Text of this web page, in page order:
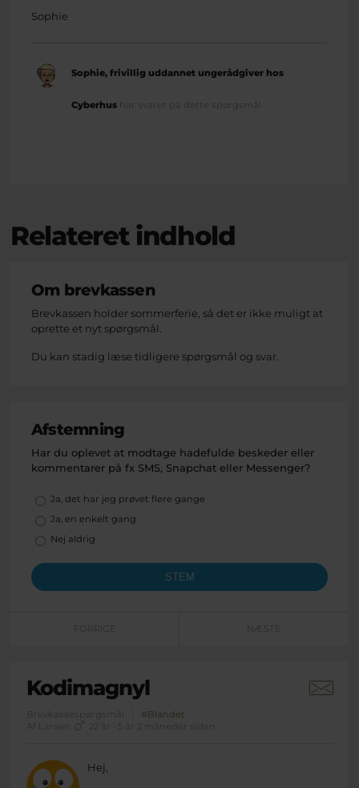
Sophie
Sophie, frivillig uddannet ungerådgiver hos
Cyberhus har svaret på dette spørgsmål
Relateret indhold
Om brevkassen
Brevkassen holder sommerferie, så det er ikke muligt at
oprette et nyt spørgsmål.
Du kan stadig læse tidligere spørgsmål og svar.
Afstemning
Har du oplevet at modtage hadefulde beskeder eller
kommentarer på fx SMS, Snapchat eller Messenger?
Valgmuligheder
Ja, det har jeg prøvet flere gange
Ja, en enkelt gang
Nej aldrig
FORRIGE NÆSTE
Kodimagnyl
Brevkassespørgsmål
#Blandet
Af Larsen
22 år · 5 år 2 måneder siden
Hej,